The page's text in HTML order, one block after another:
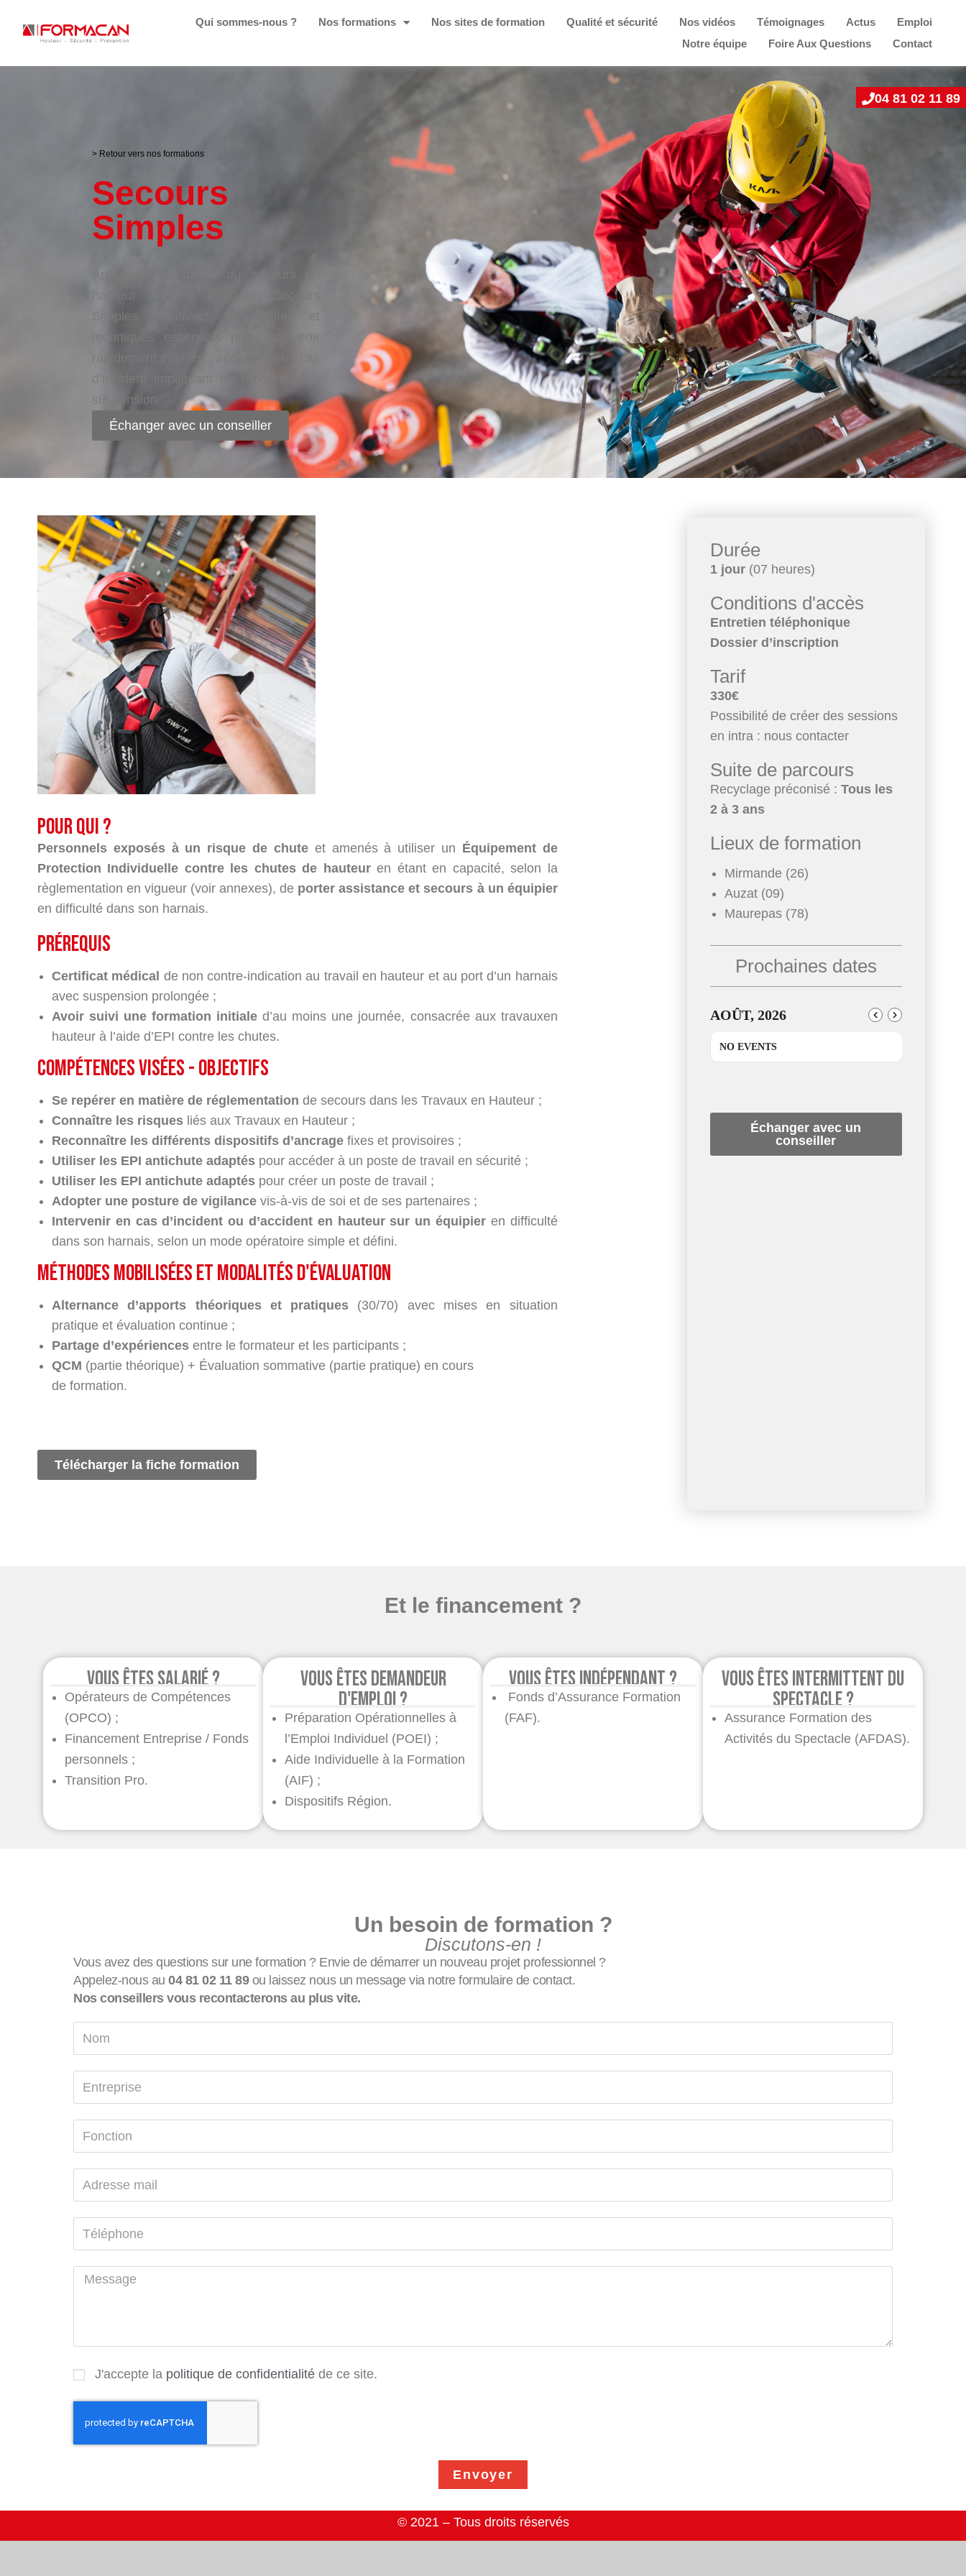
Qui sommes-nous ? Nos formations Nos sites de formation Qualité et sécurité Nos vidéos Témoignages Actus
Emploi
Notre équipe
Foire Aux Questions Contact
04 81 02 11 89
> Retour vers nos formations
Secours
Simples
Simples. Maîtrisez les gestes et
techniques essentiels pour intervenir
d’incident impliquant un travailleur en
suspension.
Échanger avec un conseiller
Pour qui ?
Personnels exposés à un risque de chuteet amenés à utiliser un Équipement de
Protection Individuelle contre les chutes de hauteuren étant en capacité, selon la
règlementation en vigueur (voir annexes), de porter assistance et secours à un équipier
en difficulté dans son harnais.
PRÉREQUIS
Certificat médical de non contre-indication au travail en hauteur et au port d’un harnais
avec suspension prolongée ;
Avoir suivi une formation initiale d’au moins une journée, consacrée aux travauxen
hauteur à l’aide d’EPI contre les chutes.
compétences visées - objectifs
Se repérer en matière de réglementation de secours dans les Travaux en Hauteur ;
Connaître les risques liés aux Travaux en Hauteur ;
Reconnaître les différents dispositifs d’ancrage fixes et provisoires ;
Utiliser les EPI antichute adaptés pour accéder à un poste de travail en sécurité ;
Utiliser les EPI antichute adaptés pour créer un poste de travail ;
Adopter une posture de vigilance vis-à-vis de soi et de ses partenaires ;
Intervenir en cas d’incident ou d’accident en hauteur sur un équipier en difficulté
dans son harnais, selon un mode opératoire simple et défini.
méthodes mobilisées et modalités d'évaluation
Alternance d’apports théoriques et pratiques (30/70) avec mises en situation
pratique et évaluation continue ;
Partage d’expériences entre le formateur et les participants ;
QCM (partie théorique) + Évaluation sommative (partie pratique) en cours
de formation.
Télécharger la fiche formation
Durée
1 jour (07 heures)
Conditions d'accès
Entretien téléphonique
Dossier d’inscription
Tarif
330€
Possibilité de créer des sessions
en intra : nous contacter
Suite de parcours
Recyclage préconisé : Tous les
2 à 3 ans
Lieux de formation
Mirmande (26)
Auzat (09)
Maurepas (78)
Prochaines dates
AOÛT, 2026
NO EVENTS
Échanger avec un
conseiller
Et le financement ?
Vous êtes salarié ?
Opérateurs de Compétences
(OPCO) ;
Financement Entreprise / Fonds
personnels ;
Transition Pro.
Vous êtes demandeur
d'emploi ?
Préparation Opérationnelles à
l’Emploi Individuel (POEI) ;
Aide Individuelle à la Formation
(AIF) ;
Dispositifs Région.
Vous êtes indépendant ?
Fonds d’Assurance Formation
(FAF).
Vous êtes intermittent du
spectacle ?
Assurance Formation des
Activités du Spectacle (AFDAS).
Un besoin de formation ?
Discutons-en !
Vous avez des questions sur une formation ? Envie de démarrer un nouveau projet professionnel ?
Appelez-nous au 04 81 02 11 89ou laissez nous un message via notre formulaire de contact.
Nos conseillers vous recontacterons au plus vite.
J'accepte la politique de confidentialité de ce site.
Envoyer
© 2021 – Tous droits réservés
Consentements
Nous respectons
améliorer la performance et votre expérience client.